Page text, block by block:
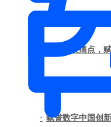
坚持自主创新
破解研发痛点
从G3曲面到AI
· 载誉数字中国创